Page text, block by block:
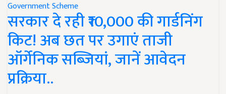
Government Scheme
सरकार दे रही ₹10,000 की गार्डनिंग
किट! अब छत पर उगाएं ताजी
ऑर्गेनिक सब्जियां, जानें आवेदन
प्रक्रिया..